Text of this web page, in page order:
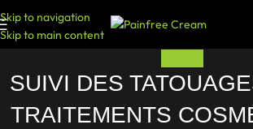
Skip to navigation
Skip to main content
SUIVI DES
TRAITEMENTS